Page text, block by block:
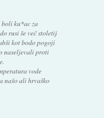
ku*ac za
rusi še več stoletij
kot bodo pogoji
naseljevali proti
vode
našo ali hrvaško